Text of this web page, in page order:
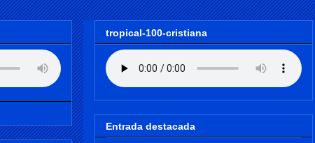
tropical-100-cristiana
Entrada destacada